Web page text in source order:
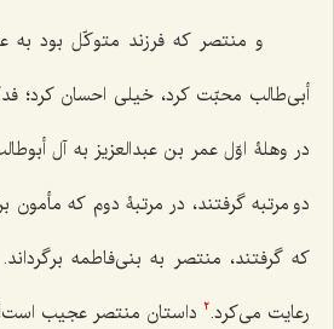
و منتصر که فرزند متوکّل بود به
أبی‌طالب محبّت کرد، خیلی احسان کرد؛
در وهلۀ اوّل عمر بن عبدالعزیز به آل
دو مرتبه گرفتند، در مرتبۀ دوم که مأمون
که گرفتند، منتصر به بنی‌فاطمه
رعایت می‌کرد.2 داستان منتصر عجیب